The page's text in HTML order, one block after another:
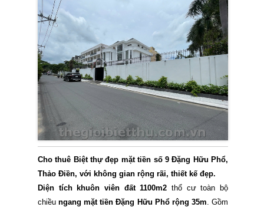
Cho thuê Biệt thự đẹp mặt tiền số 9 Đặng Hữu Phổ,
Thảo Điền, với không gian rộng rãi, thiết kế đẹp.
Diện tích khuôn viên đất 1100m2 thổ cư toàn bộ
chiềungang mặt tiền Đặng Hữu Phổ rộng 35m. Gồm